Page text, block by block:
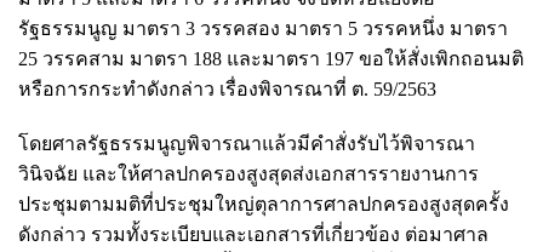
รัฐธรรมนูญ มาตรา 3 วรรคสอง มาตรา 5 วรรคหนึ่ง มาตรา
25 วรรคสาม มาตรา 188 และมาตรา 197 ขอให้สั่งเพิกถอนมติ
หรือการกระทำดังกล่าว เรื่องพิจารณาที่ ต. 59/2563
โดยศาลรัฐธรรมนูญพิจารณาแล้วมีคำสั่งรับไว้พิจารณา
วินิจฉัย และให้ศาลปกครองสูงสุดส่งเอกสารรายงานการ
ประชุมตามมติที่ประชุมใหญ่ตุลาการศาลปกครองสูงสุดครั้ง
ดังกล่าว รวมทั้งระเบียบและเอกสารที่เกี่ยวข้อง ต่อมาศาล